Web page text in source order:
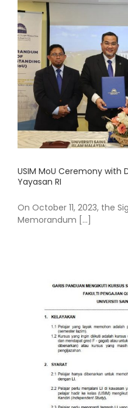
USIM MoU Ceremony with
Yayasan RI
On October 11, 2023, the
Memorandum [...]